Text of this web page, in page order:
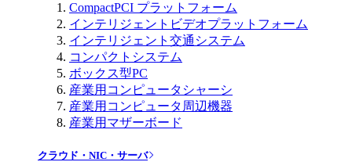
CompactPCI プラットフォーム
インテリジェントビデオプラットフォーム
インテリジェント交通システム
コンパクトシステム
ボックス型PC
産業用コンピュータシャーシ
産業用コンピュータ周辺機器
産業用マザーボード
クラウド・NIC・サーバ